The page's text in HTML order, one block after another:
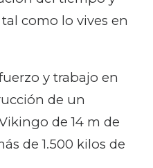
como lo vives en
y trabajo en
de un
de 14 m de
de 1.500 kilos de